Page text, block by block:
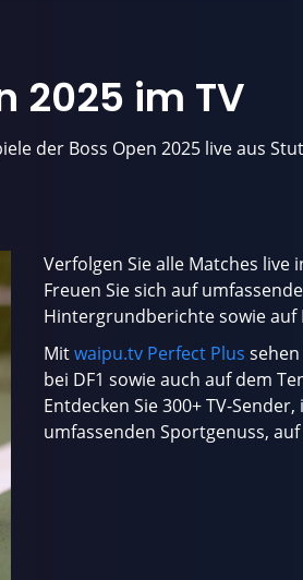
2025 im TV
der Boss Open 2025 live aus
Verfolgen Sie alle Matches live
Freuen Sie sich auf
Hintergrundberichte sowie auf
Mitwaipu.tv Perfect Plus
bei DF1 sowie auch auf dem
Entdecken Sie 300+ TV-
umfassenden Sportgenuss,